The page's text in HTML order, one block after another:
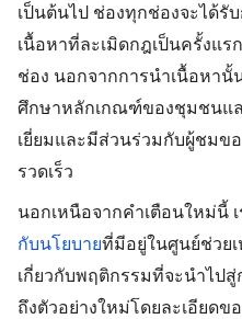
เป็นต้นไป ช่องทุกช่องจะได้รั
เนื้อหาที่ละเมิดกฎเป็นครั้งแ
ช่อง นอกจากการนำเนื้อหานั้
ศึกษาหลักเกณฑ์ของชุมชนแ
เยี่ยมและมีส่วนร่วมกับผู้ชมข
รวดเร็ว
นอกเหนือจากคำเตือนใหม่นี้ เ
กับนโยบายที่มีอยู่ในศูนย์ช่วยเ
เกี่ยวกับพฤติกรรมที่จะนำไปสู่
ถึงตัวอย่างใหม่โดยละเอียดข